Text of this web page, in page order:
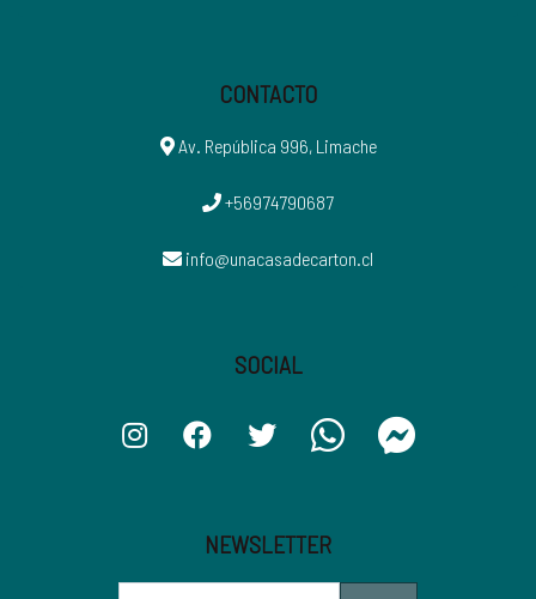
CONTACTO
Av. República 996, Limache
+56974790687
info@unacasadecarton.cl
SOCIAL
NEWSLETTER